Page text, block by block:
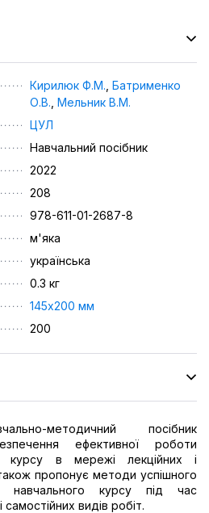
Кирилюк Ф.М. Батрименко
О.В. Мельник В.М.
ЦУЛ
Навчальний посібник
2022
208
978-611-01-2687-8
м'яка
українська
0.3 кг
145х200 мм
200
методичний посібник
ефективної роботи
І курсу в мережі лекційних і
пропонує методи успішного
навчального курсу під час
видів робіт.